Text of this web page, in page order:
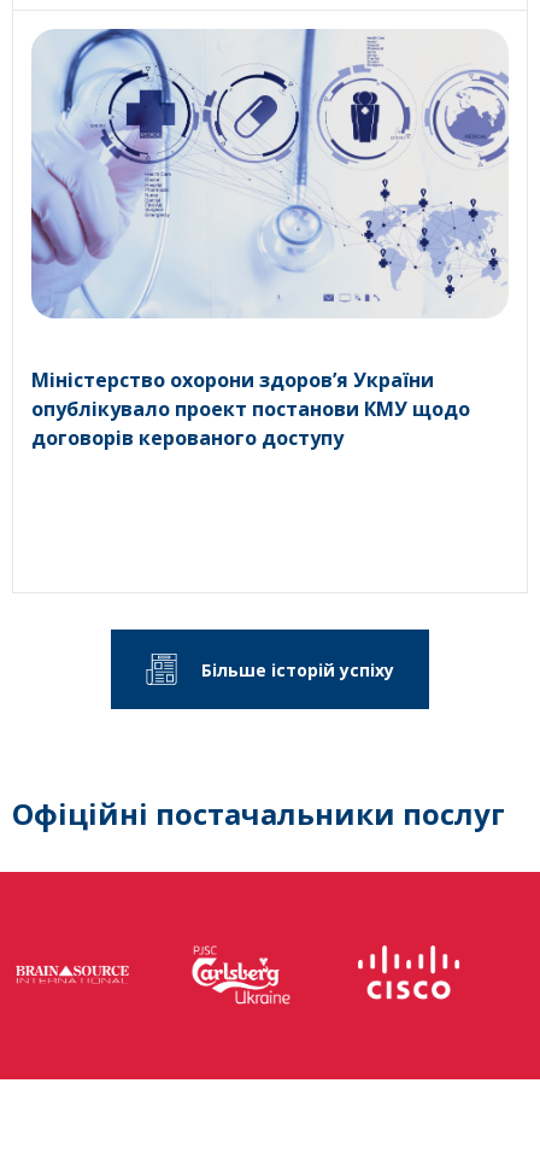
Міністерство охорони здоров’я України
опублікувало проект постанови КМУ щодо
договорів керованого доступу
Більше історій успіху
Офіційні постачальники послуг